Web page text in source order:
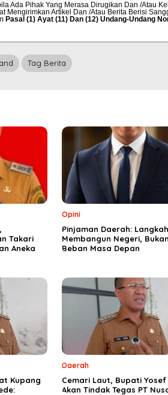
Ada Pihak Yang Merasa Dirugikan Dan /Atau
Mengirimkan Artikel Dan /Atau Berita Berisi
Pasal (1) Ayat (11) Dan (12) Undang-Undang
Tag Berita
Takari
Aneka
Opini
Pinjaman Daerah:
Membangun Negeri, Bukan
Beban Masa Depan
Kupang
Daerah
Cemari Laut, Bupati Yosef
Akan Tindak Tegas PT